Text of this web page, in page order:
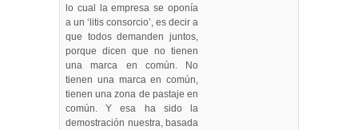
lo cual la empresa se oponía
a un ‘litis consorcio’, es decir a
que todos demanden juntos,
porque dicen que no tienen
una marca en común. No
tienen una marca en común,
tienen una zona de pastaje en
común. Y esa ha sido la
demostración nuestra, basada